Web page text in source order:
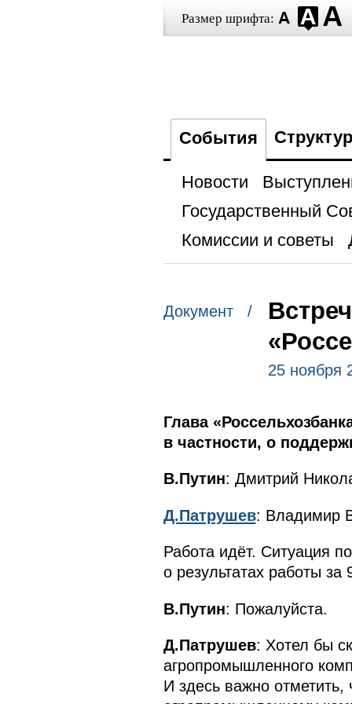
Размер шрифта:
События
Новости
Государственный
Комиссии и советы
Документ /
25 ноября
Глава
в частности, о
В.Путин: Дмитрий
Д.Патрушев: Владимир
Работа идёт. Ситуация
о результатах работы
В.Путин: Пожалуйста.
Д.Патрушев: Хотел бы
агропромышленного
И здесь важно отметить,